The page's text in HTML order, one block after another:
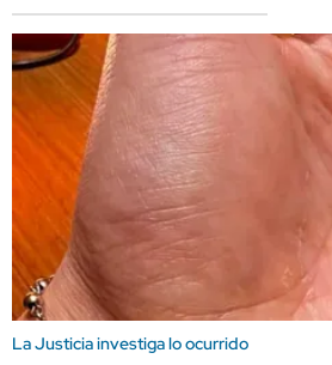
La Justicia investiga lo ocurrido